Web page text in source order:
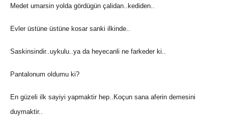
Medet umarsin yolda gördügün çalidan..kediden..
Evler üstüne üstüne kosar sanki ilkinde..
Saskinsindir..uykulu..ya da heyecanli ne farkeder ki..
Pantalonum oldumu ki?
En güzeli ilk sayiyi yapmaktir hep..Koçun sana aferin demesini
duymaktir..